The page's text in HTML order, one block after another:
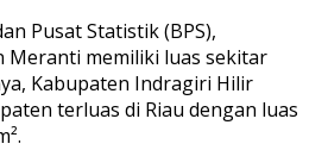
Pusat Statistik (BPS),
Meranti memiliki luas sekitar
Kabupaten Indragiri Hilir
terluas di Riau dengan luas